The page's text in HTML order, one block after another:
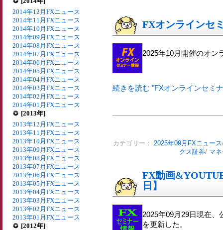
2014年12月FXニュース
2014年11月FXニュース
2014年10月FXニュース
2014年09月FXニュース
2014年08月FXニュース
2014年07月FXニュース
2014年06月FXニュース
2014年05月FXニュース
2014年04月FXニュース
2014年03月FXニュース
2014年02月FXニュース
2014年01月FXニュース
[2013年]
2013年12月FXニュース
2013年11月FXニュース
2013年10月FXニュース
2013年09月FXニュース
2013年08月FXニュース
2013年07月FXニュース
2013年06月FXニュース
2013年05月FXニュース
2013年04月FXニュース
2013年03月FXニュース
2013年02月FXニュース
2013年01月FXニュース
[2012年]
FXオンラインセ
2025年10月開催のオン
続きを読む "FXオンラインセミ
カテゴリー： 2025年09月FXニュース
クス証券/ マ
FX動画
日】
2025年09月29日現在
を更新した。